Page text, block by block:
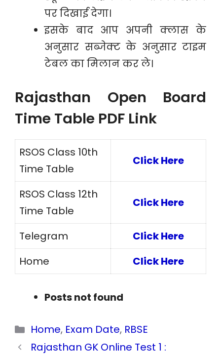
पर दिखाई देगा।
इसके बाद आप अपनी क्लास के
अनुसार सब्जेक्ट के अनुसार टाइम
टेबल का मिलान कर ले।
Rajasthan Open Board
Time Table PDF Link
RSOS Class 10th
Time Table
Click Here
RSOS Class 12th
Time Table
Click Here
Telegram
Click Here
Home
Click Here
Posts not found
Categories
Home, Exam Date, RBSE
Rajasthan GK Online Test 1 :